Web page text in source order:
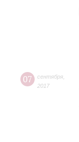
07 сентября
2017